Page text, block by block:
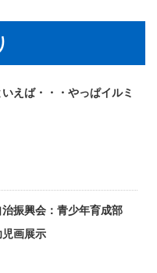
えば・・・やっぱイルミ
治振興会：青少年育成部
画展示